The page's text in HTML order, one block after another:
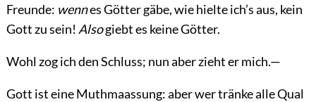
Freunde: wennes Götter gäbe, wie hielte ich’s aus, kein
Gott zu sein! Alsogiebt es keine Götter.
Wohl zog ich den Schluss; nun aber zieht er mich.—
Gott ist eine Muthmaassung: aber wer tränke alle Qual